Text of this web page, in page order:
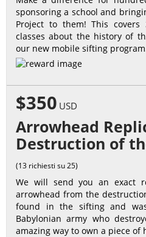
sponsoring a school and
Project to them! This
classes about the history of
our new mobile sifting
$350 USD
Arrowhead
Destruction of
(13 richiesti su 25)
We will send you an exact
arrowhead from the
found in the sifting and
Babylonian army who
amazing way to own a piece